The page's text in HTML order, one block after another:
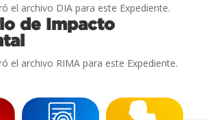
el archivo DIA para este Expediente.
de Impacto
el archivo RIMA para este Expediente.